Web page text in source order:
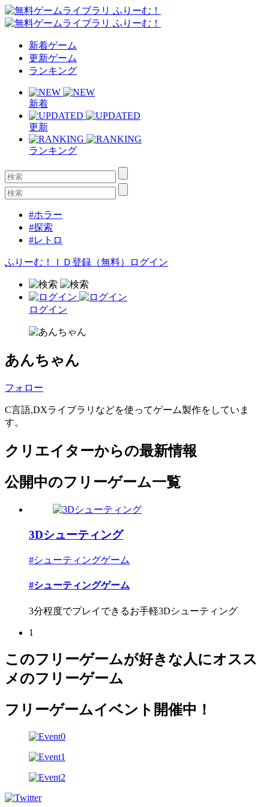
新着ゲーム
更新ゲーム
ランキング
新着
更新
ランキング
#ホラー
#探索
#レトロ
ふりーむ！ＩＤ登録（無料） ログイン
ログイン
あんちゃん
フォロー
C言語,DXライブラリなどを使ってゲーム製作をしていま
す。
クリエイターからの最新情報
公開中のフリーゲーム一覧
3Dシューティング
#シューティングゲーム
#シューティングゲーム
3分程度でプレイできるお手軽3Dシューティング
1
このフリーゲームが好きな人にオスス
メのフリーゲーム
フリーゲームイベント開催中！